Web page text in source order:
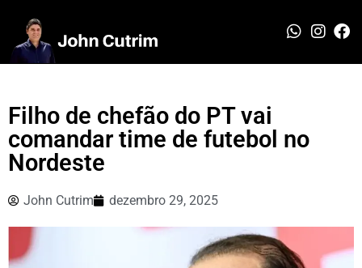
Filho de chefão do PT vai
comandar time de futebol no
Nordeste
John Cutrim dezembro 29, 2025